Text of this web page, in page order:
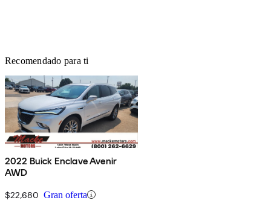
Recomendado para ti
2022 Buick Enclave Avenir
AWD
$22,680 Gran oferta